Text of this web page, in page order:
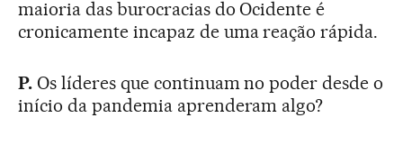
maioria das burocracias do Ocidente é
cronicamente incapaz de uma reação rápida.
P. Os líderes que continuam no poder desde o
início da pandemia aprenderam algo?